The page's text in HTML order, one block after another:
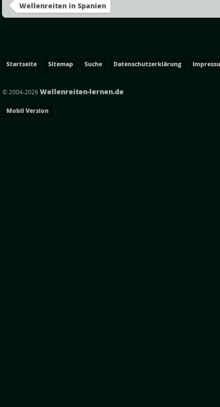
Wellenreiten in Spanien
Startseite Sitemap Suche Datenschutzerklärung
© 2004-2026Wellenreiten-lernen.de
Mobil Version